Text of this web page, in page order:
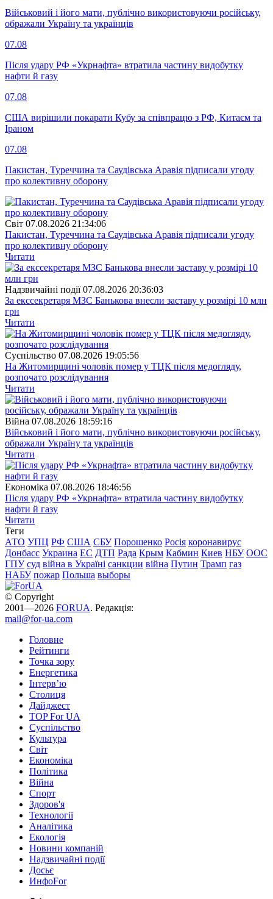
Військовий і його мати, публічно використовуючи російську,
ображали Україну та українців
07.08
Після удару РФ «Укрнафта» втратила частину видобутку
нафти й газу
07.08
США вирішили покарати Кубу за співпрацю з РФ, Китаєм та
Іраном
07.08
Пакистан, Туреччина та Саудівська Аравія підписали угоду
про колективну оборону
Свiт 07.08.2026 21:34:06
Пакистан, Туреччина та Саудівська Аравія підписали угоду
про колективну оборону
Читати
Надзвичайні події 07.08.2026 20:36:03
За екссекретаря МЗС Банькова внесли заставу у розмірі 10 млн
грн
Читати
Суспiльство 07.08.2026 19:05:56
На Житомирщині чоловік помер у ТЦК після медогляду,
розпочато розслідування
Читати
Війна 07.08.2026 18:59:16
Військовий і його мати, публічно використовуючи російську,
ображали Україну та українців
Читати
Економіка 07.08.2026 18:46:56
Після удару РФ «Укрнафта» втратила частину видобутку
нафти й газу
Читати
Теги
АТО УПЦ РФ США СБУ Порошенко Росія коронавирус
Донбасс Украина ЕС ДТП Рада Крым Кабмин Киев НБУ ООС
ГПУ суд війна в Україні санкции війна Путин Трамп газ
НАБУ пожар Польша выборы
© Copyright
2001—2026 FORUA. Редакція:
mail@for-ua.com
Головне
Рейтинги
Точка зору
Енергетика
Інтерв’ю
Столиця
Дайджест
TOP For UA
Суспiльство
Культура
Світ
Економіка
Політика
Війна
Спорт
Здоров'я
Технології
Аналітика
Екологія
Новини компаній
Надзвичайні події
Досьє
ИнфоFor